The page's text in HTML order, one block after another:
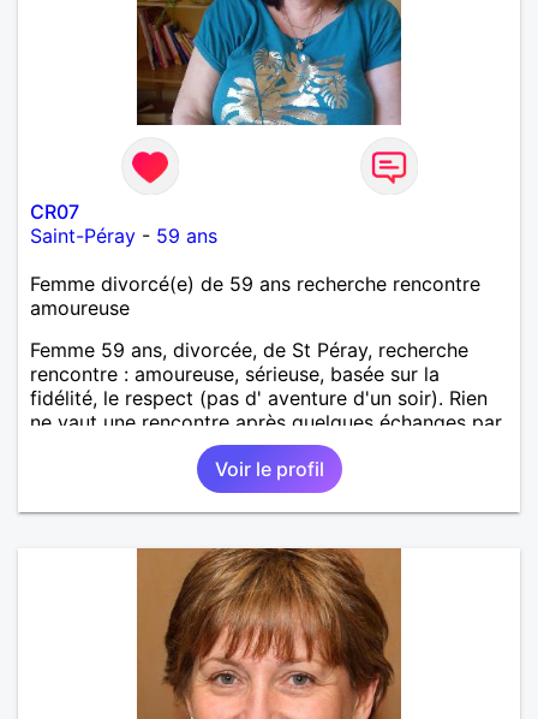
CR07
Saint-Péray - 59 ans
Femme divorcé(e) de 59 ans recherche rencontre
amoureuse
Femme 59 ans, divorcée, de St Péray, recherche
rencontre : amoureuse, sérieuse, basée sur la
fidélité, le respect (pas d' aventure d'un soir). Rien
ne vaut une rencontre après quelques échanges par
messages pour savoir si il y a un feeling entre les
deux et le désir de se revoir. Au plaisir de se
Voir le profil